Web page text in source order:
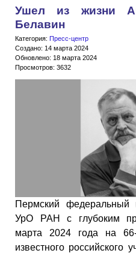
Ушел из жизни
Белавин
Категория: Пресс-центр
Создано: 14 марта 2024
Обновлено: 18 марта 2024
Просмотров: 3632
Пермский федеральный
УрО РАН с глубоким
марта 2024 года на
известного российского